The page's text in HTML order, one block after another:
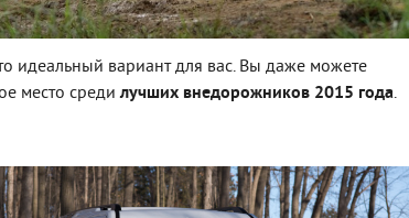
идеальный вариант для вас. Вы даже можете
место средилучших внедорожников 2015 года.